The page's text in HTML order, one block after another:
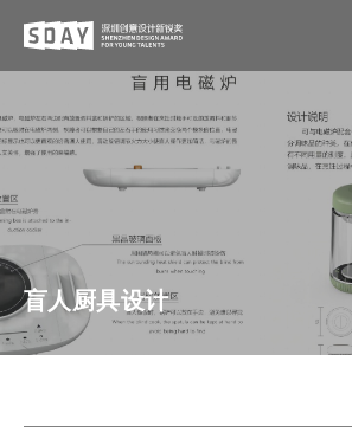
盲人厨具设计